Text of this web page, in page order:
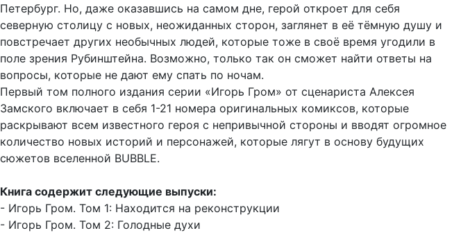
Петербург. Но, даже оказавшись на самом дне, герой откроет для себя
северную столицу с новых, неожиданных сторон, заглянет в её тёмную душу и
повстречает других необычных людей, которые тоже в своё время угодили в
поле зрения Рубинштейна. Возможно, только так он сможет найти ответы на
вопросы, которые не дают ему спать по ночам.
Первый том полного издания серии «Игорь Гром» от сценариста Алексея
Замского включает в себя 1-21 номера оригинальных комиксов, которые
раскрывают всем известного героя с непривычной стороны и вводят огромное
количество новых историй и персонажей, которые лягут в основу будущих
сюжетов вселенной BUBBLE.
Книга содержит следующие выпуски:
- Игорь Гром. Том 1: Находится на реконструкции
- Игорь Гром. Том 2: Голодные духи